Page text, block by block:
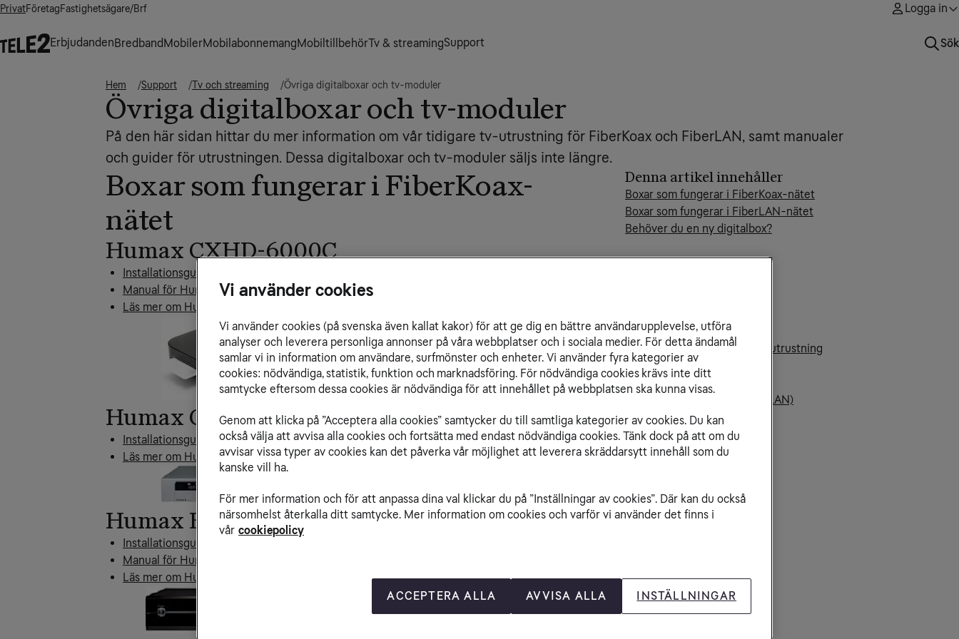
PrivatFöretagFastighetsägare/Brf Logga in
ErbjudandenBredbandMobilerMobilabonnemangMobiltillbehörTv & streamingSupport Sök
Hem Support Tv och streaming Övriga digitalboxar och tv-moduler
Övriga digitalboxar och tv-moduler
På den här sidan hittar du mer information om vår tidigare tv-utrustning för FiberKoax och FiberLAN, samt manualer
och guider för utrustningen. Dessa digitalboxar och tv-moduler säljs inte längre.
Boxar som fungerar i FiberKoax-
nätet
Humax CXHD-6000C
Installationsguide för Humax CXHD-6000C
Manual för Humax CXHD-6000C
Läs mer om Humax CXHD-6000C
Humax CXHD-1000C
Installationsguide för Humax CXHD-1000C
Läs mer om Humax CXHD-1000C
Humax HDPVR-1000C
Installationsguide för Humax HDPVR-1000C
Manual för Humax HDPVR 1000C
Läs mer om Humax HDPVR-1000C
Denna artikel innehåller
Boxar som fungerar i FiberKoax-nätet
Boxar som fungerar i FiberLAN-nätet
Behöver du en ny digitalbox?
Digitalboxar och tv-moduler
Kablar till din router eller tv-utrustning
Så ser du HDTV
Digital-tv
Utrustning i bostaden (FiberLAN)
Vi använder cookies
Vi använder cookies (på svenska även kallat kakor) för att ge dig en bättre användarupplevelse, utföra
analyser och leverera personliga annonser på våra webbplatser och i sociala medier. För detta ändamål
samlar vi in information om användare, surfmönster och enheter. Vi använder fyra kategorier av
cookies: nödvändiga, statistik, funktion och marknadsföring. För nödvändiga cookies krävs inte ditt
samtycke eftersom dessa cookies är nödvändiga för att innehållet på webbplatsen ska kunna visas.
Genom att klicka på ”Acceptera alla cookies” samtycker du till samtliga kategorier av cookies. Du kan
också välja att avvisa alla cookies och fortsätta med endast nödvändiga cookies. Tänk dock på att om du
avvisar vissa typer av cookies kan det påverka vår möjlighet att leverera skräddarsytt innehåll som du
kanske vill ha.
För mer information och för att anpassa dina val klickar du på ”Inställningar av cookies”. Där kan du också
närsomhelst återkalla ditt samtycke. Mer information om cookies och varför vi använder det finns i
vår cookiepolicy
ACCEPTERA ALLA AVVISA ALLA INSTÄLLNINGAR